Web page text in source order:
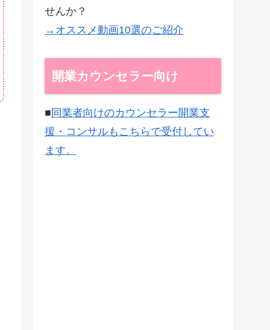
せんか？
→オススメ動画10選のご紹介
開業カウンセラー向け
■ 同業者向けのカウンセラー開業支
援・コンサルもこちらで受付してい
ます。